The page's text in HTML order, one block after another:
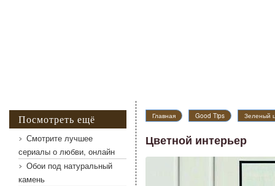
Главная Good Tips Зеленый
Цветной интерьер
Цветной интерьер
Посмотреть ещё
Смотрите лучшее
сериалы о любви, онлайн
Обои под натуральный
камень